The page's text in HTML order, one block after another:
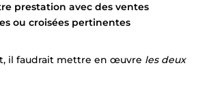
prestation avec des ventes
ou croisées pertinentes
il faudrait mettre en œuvre les deux